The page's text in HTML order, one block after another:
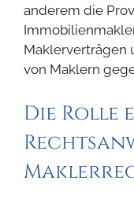
anderem die
Maklerverträgen
von Maklern
Die Rolle